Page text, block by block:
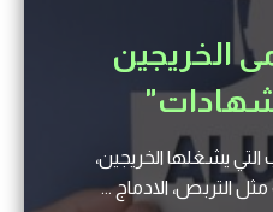
الخريجين
يشغلها الخريجين،
التربص، الادماج ...